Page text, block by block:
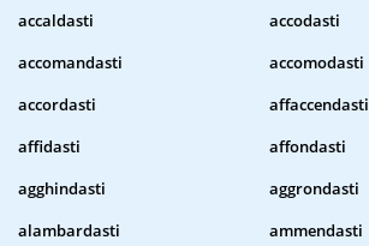
accaldasti
accodasti
accomandasti
accomodasti
accordasti
affaccendasti
affidasti
affondasti
agghindasti
aggrondasti
alambardasti
ammendasti